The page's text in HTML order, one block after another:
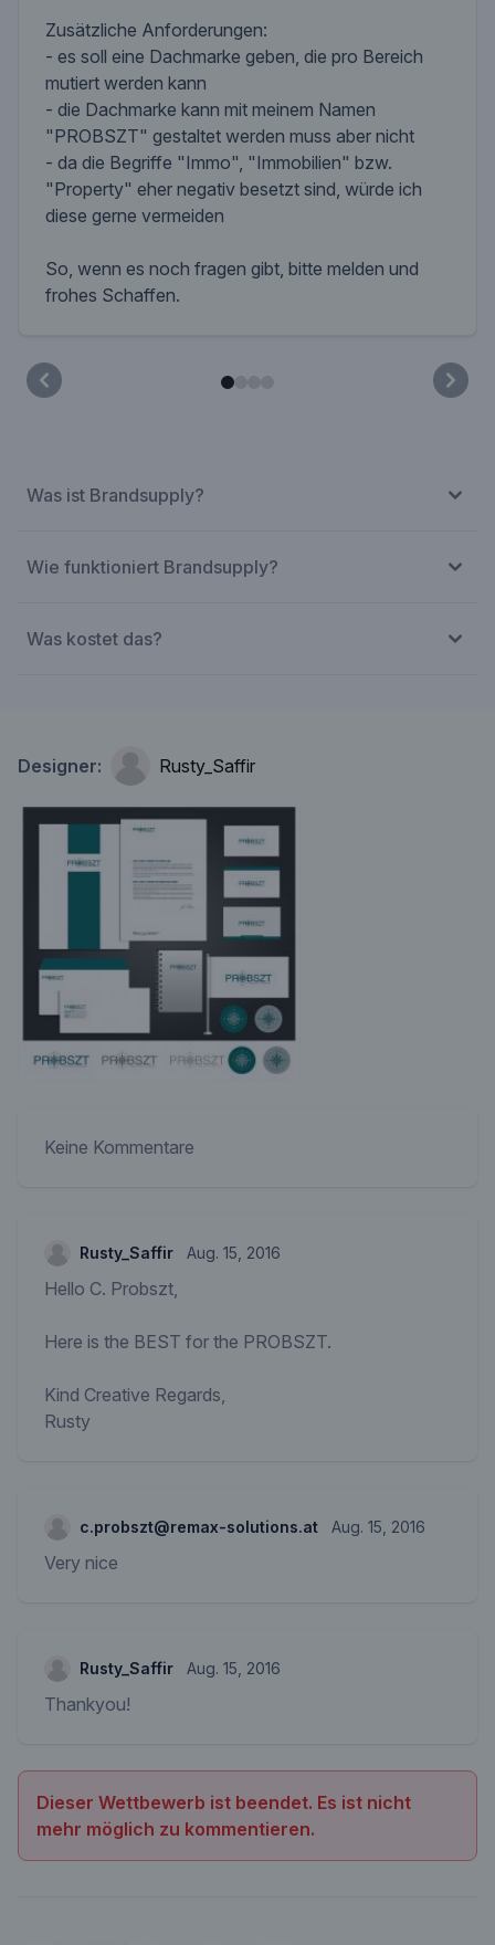
Zusätzliche Anforderungen:
- es soll eine Dachmarke geben, die pro Bereich
mutiert werden kann
- die Dachmarke kann mit meinem Namen
"PROBSZT" gestaltet werden muss aber nicht
- da die Begriffe "Immo", "Immobilien" bzw.
"Property" eher negativ besetzt sind, würde ich
diese gerne vermeiden
So, wenn es noch fragen gibt, bitte melden und
frohes Schaffen.
Was ist Brandsupply?
Wie funktioniert Brandsupply?
Was kostet das?
Designer: Rusty_Saffir
Keine Kommentare
Rusty_Saffir Aug. 15, 2016
Hello C. Probszt,
Here is the BEST for the PROBSZT.
Kind Creative Regards,
Rusty
c.probszt@remax-solutions.at Aug. 15, 2016
Very nice
Rusty_Saffir Aug. 15, 2016
Thankyou!
Dieser Wettbewerb ist beendet. Es ist nicht
mehr möglich zu kommentieren.